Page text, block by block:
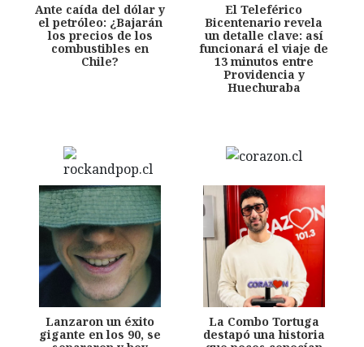
Ante caída del dólar y
el petróleo: ¿Bajarán
los precios de los
combustibles en
Chile?
El Teleférico
Bicentenario revela
un detalle clave: así
funcionará el viaje de
13 minutos entre
Providencia y
Huechuraba
Lanzaron un éxito
gigante en los 90, se
La Combo Tortuga
destapó una historia